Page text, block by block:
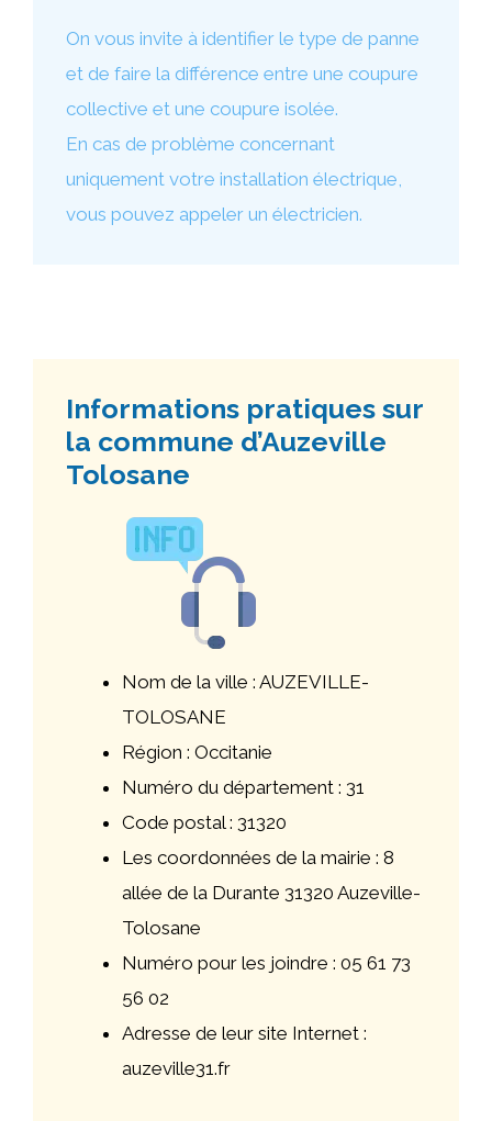
On vous invite à identifier le type de panne
et de faire la différence entre une coupure
collective et une coupure isolée.
En cas de problème concernant
uniquement votre installation électrique,
vous pouvez appeler un électricien.
Informations pratiques sur
la commune d’Auzeville
Tolosane
Nom de la ville : AUZEVILLE-
TOLOSANE
Région : Occitanie
Numéro du département : 31
Code postal : 31320
Les coordonnées de la mairie : 8
allée de la Durante 31320 Auzeville-
Tolosane
Numéro pour les joindre : 05 61 73
56 02
Adresse de leur site Internet :
auzeville31.fr